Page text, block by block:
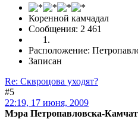
Коренной камчадал
Сообщения: 2 461
Расположение:
Записан
Re: Сквроцова уходят?
#5
22:19, 17 июня, 2009
Мэра Петропавловска-